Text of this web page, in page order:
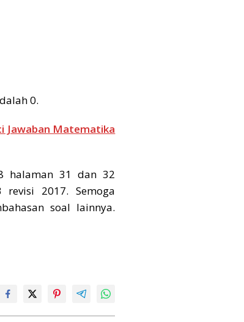
0.
Jawaban Matematika
halaman 31 dan 32
2017. Semoga
soal lainnya.